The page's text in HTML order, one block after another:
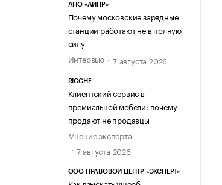
АНО «АИПР»
Почему московские зарядные
станции работают не в полную
силу
Интервью
7 августа 2026
RICCHE
Клиентский сервис в
премиальной мебели: почему
продают не продавцы
Мнение эксперта
7 августа 2026
ООО ПРАВОВОЙ ЦЕНТР «ЭКСПЕРТ»